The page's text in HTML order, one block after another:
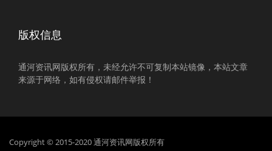
版权信息
通河资讯网版权所有，未经允许不可复制本站镜像，本站文章
来源于网络，如有侵权请邮件举报！
Copyright © 2015-2020 通河资讯网版权所有